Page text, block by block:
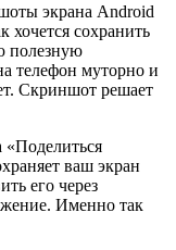
экрана Android
сохранить
полезную
телефон муторно и
Скриншот решает
«Поделиться
ваш экран
его через
Именно так